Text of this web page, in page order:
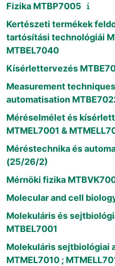
Fizika MTBP7005
Kertészeti termékek
tartósítási technológiái
MTBEL7040
Kísérlettervezés
Measurement
automatisation
Méréselmélet és
MTMEL7001 &
Méréstechnika és
(25/26/2)
Mérnöki fizika
Molecular and cell
Molekuláris és
MTBEL7001
Molekuláris sejtbiológiai
MTMEL7010 ;